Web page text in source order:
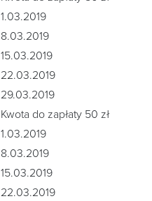
1.03.2019
8.03.2019
15.03.2019
22.03.2019
29.03.2019
Kwota do zapłaty 50 zł
1.03.2019
8.03.2019
15.03.2019
22.03.2019